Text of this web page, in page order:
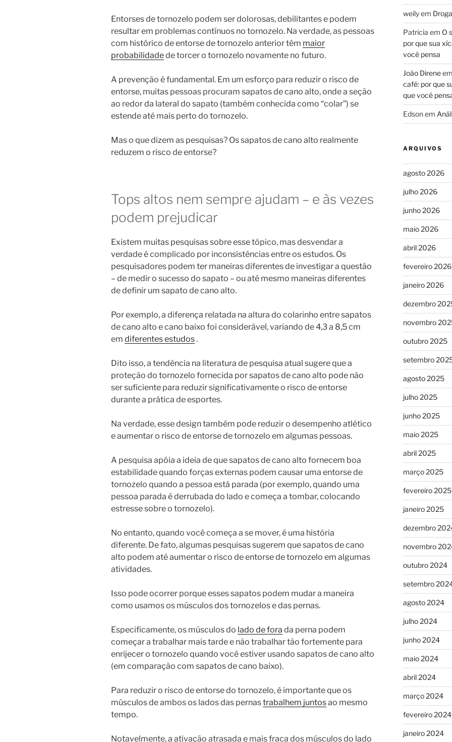
Entorses de tornozelo podem ser dolorosas, debilitantes e podem
resultar em problemas contínuos no tornozelo. Na verdade, as pessoas
com histórico de entorse de tornozelo anterior têm maior
probabilidadede torcer o tornozelo novamente no futuro.
A prevenção é fundamental. Em um esforço para reduzir o risco de
entorse, muitas pessoas procuram sapatos de cano alto, onde a seção
ao redor da lateral do sapato (também conhecida como “colar”) se
estende até mais perto do tornozelo.
Mas o que dizem as pesquisas? Os sapatos de cano alto realmente
reduzem o risco de entorse?
Tops altos nem sempre ajudam – e às vezes
podem prejudicar
Existem muitas pesquisas sobre esse tópico, mas desvendar a
verdade é complicado por inconsistências entre os estudos. Os
pesquisadores podem ter maneiras diferentes de investigar a questão
– de medir o sucesso do sapato – ou até mesmo maneiras diferentes
de definir um sapato de cano alto.
Por exemplo, a diferença relatada na altura do colarinho entre sapatos
de cano alto e cano baixo foi considerável, variando de 4,3 a 8,5 cm
em diferentes estudos.
Dito isso, a tendência na literatura de pesquisa atual sugere que a
proteção do tornozelo fornecida por sapatos de cano alto pode não
ser suficiente para reduzir significativamente o risco de entorse
durante a prática de esportes.
Na verdade, esse design também pode reduzir o desempenho atlético
e aumentar o risco de entorse de tornozelo em algumas pessoas.
A pesquisa apóia a ideia de que sapatos de cano alto fornecem boa
estabilidade quando forças externas podem causar uma entorse de
tornozelo quando a pessoa está parada (por exemplo, quando uma
pessoa parada é derrubada do lado e começa a tombar, colocando
estresse sobre o tornozelo).
No entanto, quando você começa a se mover, é uma história
diferente. De fato, algumas pesquisas sugerem que sapatos de cano
alto podem até aumentar o risco de entorse de tornozelo em algumas
atividades.
Isso pode ocorrer porque esses sapatos podem mudar a maneira
como usamos os músculos dos tornozelos e das pernas.
Especificamente, os músculos do lado de fora da perna podem
começar a trabalhar mais tarde e não trabalhar tão fortemente para
enrijecer o tornozelo quando você estiver usando sapatos de cano alto
(em comparação com sapatos de cano baixo).
Para reduzir o risco de entorse do tornozelo, é importante que os
músculos de ambos os lados das pernastrabalhem juntosao mesmo
tempo.
Notavelmente, a ativação atrasada e mais fraca dos músculos do lado
weilyem
Patricia em O
por que sua
você pensa
João Direneem
café: por que
que você
Edsonem
ARQUIVOS
agosto 2026
julho 2026
junho 2026
maio 2026
abril 2026
fevereiro 2026
janeiro 2026
dezembro
novembro
outubro 2025
setembro
agosto 2025
julho 2025
junho 2025
maio 2025
abril 2025
março 2025
fevereiro 2025
janeiro 2025
dezembro
novembro
outubro 2024
setembro
agosto 2024
julho 2024
junho 2024
maio 2024
abril 2024
março 2024
fevereiro 2024
janeiro 2024